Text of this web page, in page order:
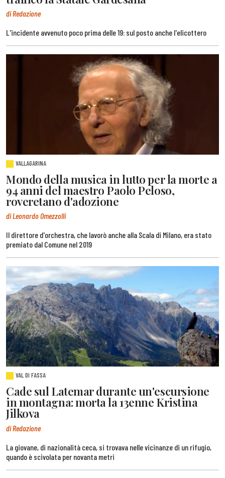
di Redazione
L'incidente avvenuto poco prima delle 19: sul posto anche l'elicottero
VALLAGARINA
Mondo della musica in lutto per la morte a
94 anni del maestro Paolo Peloso,
roveretano d'adozione
di Leonardo Omezzolli
Il direttore d'orchestra, che lavorò anche alla Scala di Milano, era stato
premiato dal Comune nel 2019
VAL DI FASSA
Cade sul Latemar durante un'escursione
in montagna: morta la 13enne Kristina
Jilkova
di Redazione
La giovane, di nazionalità ceca, si trovava nelle vicinanze di un rifugio,
quando è scivolata per novanta metri